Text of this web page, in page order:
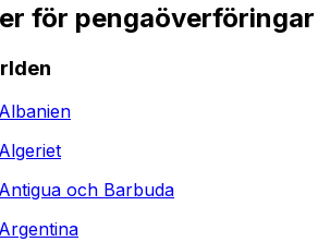
för pengaöverföringar
Albanien
Algeriet
Antigua och Barbuda
Argentina